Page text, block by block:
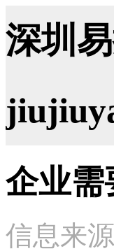
深圳
企业需
信息来